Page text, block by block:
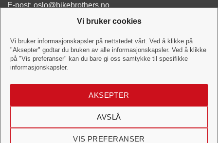
Vi bruker cookies
Vi bruker informasjonskapsler på nettstedet vårt. Ved å klikke på
"Aksepter" godtar du bruken av alle informasjonskapsler. Ved å klikke
på "Vis preferanser" kan du bare gi oss samtykke til spesifikke
informasjonskapsler.
AKSEPTER
AVSLÅ
VIS PREFERANSER
E-post: oslo@bikebrothers.no
Man - Tor: 10:00-18:00
Fredag: 10:00-18:00
Lørdag:10:00-16:00